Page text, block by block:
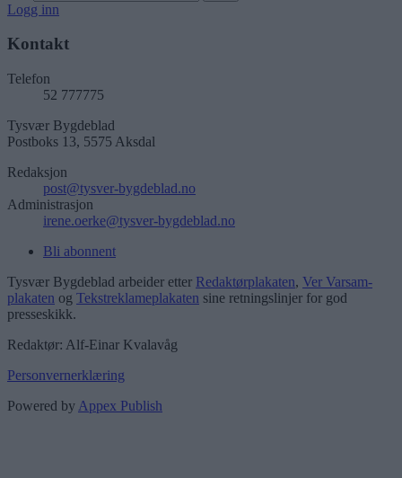
Logg inn
Kontakt
Telefon
52 777775
Tysvær Bygdeblad
Postboks 13, 5575 Aksdal
Redaksjon
post@tysver-bygdeblad.no
Administrasjon
irene.oerke@tysver-bygdeblad.no
Bli abonnent
Tysvær Bygdeblad arbeider etter Redaktørplakaten, Ver Varsam-
plakaten og Tekstreklameplakaten sine retningslinjer for god
presseskikk.
Redaktør: Alf-Einar Kvalavåg
Personvernerklæring
Powered by Appex Publish